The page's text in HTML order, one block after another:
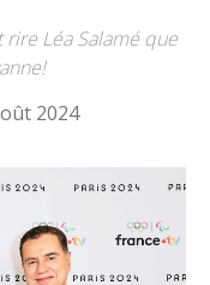
Léa Salamé que
2024